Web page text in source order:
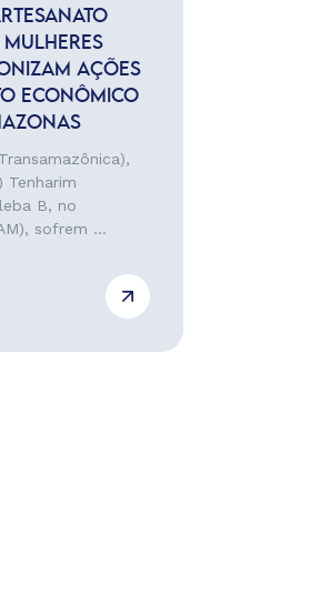
AÇÕES
ECONÔMICO
Tenharim
B, no
sofrem ...